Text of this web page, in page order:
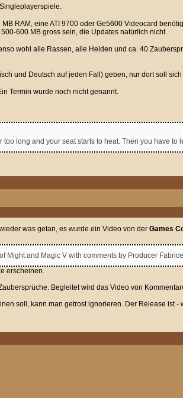
RAM, eine ATI 9700 oder Ge5600 Videocard
600 MB gross sein, die Updates natürlich nicht.
wohl alle Rassen, alle Helden und ca. 40
und Deutsch auf jeden Fall) geben, nur dort soll
Termin wurde noch nicht genannt.
long and your seat starts to heat. Then you have to
was getan, es wurde ein Video von der Games
Might and Magic V with comments by Producer
erscheinen.
Begleitet wird das Video von
soll, kann man getrost ignorieren. Der Release ist